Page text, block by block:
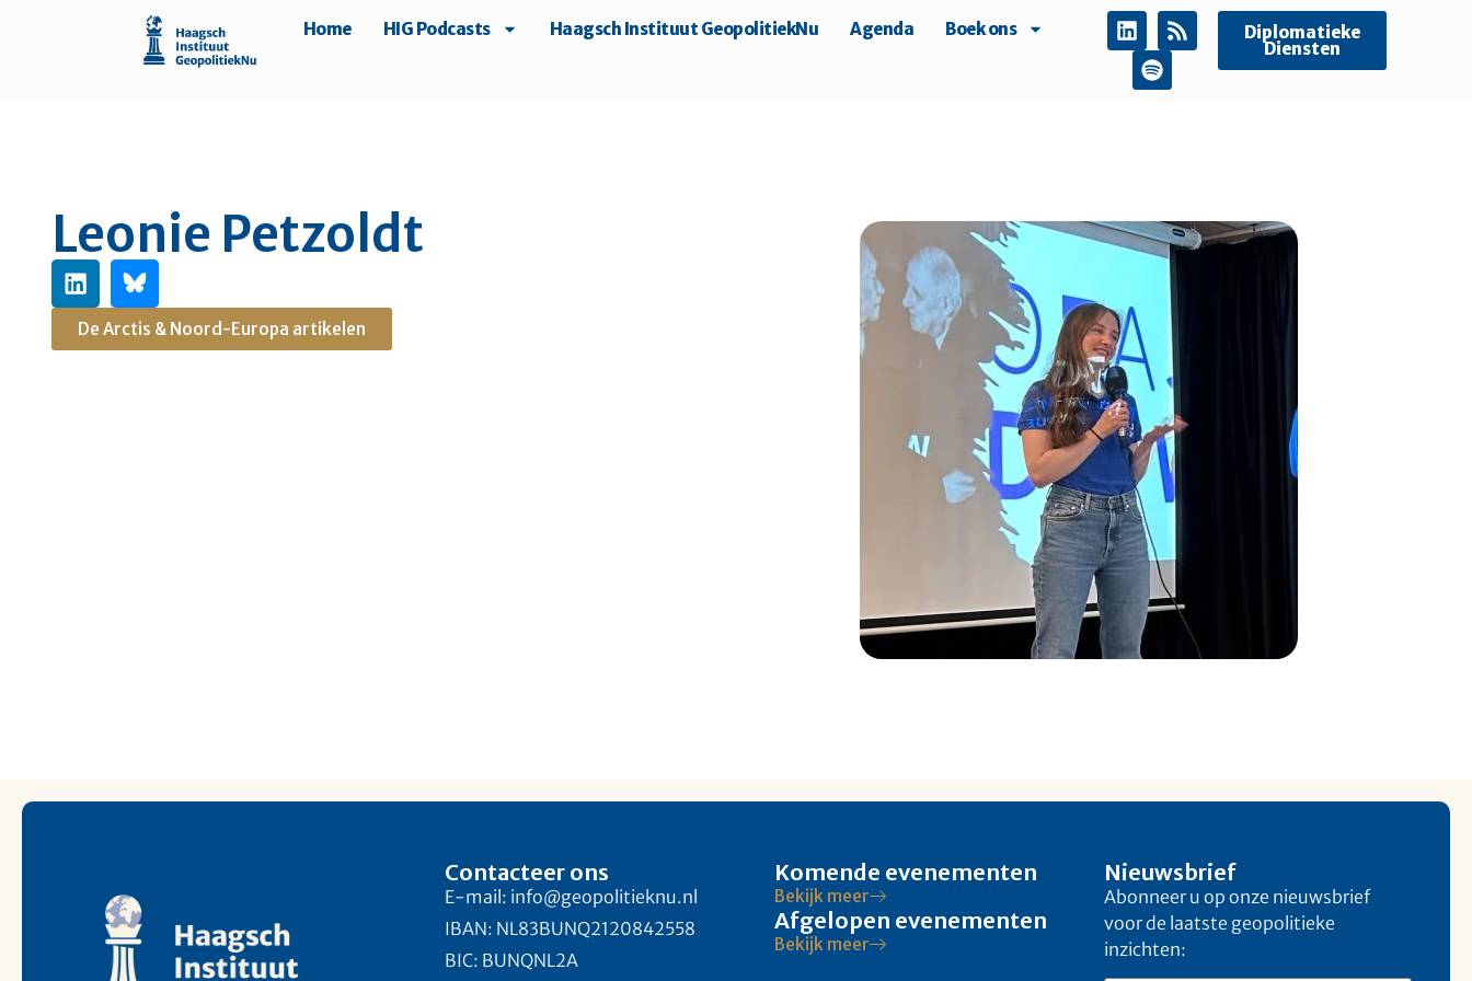
Home HIG Podcasts Haagsch Instituut GeopolitiekNu Agenda Boek ons Diplomatieke
Diensten
Leonie Petzoldt
De Arctis & Noord-Europa artikelen
Contacteer ons
E-mail: info@geopolitieknu.nl
IBAN: NL83BUNQ2120842558
BIC: BUNQNL2A
Komende evenementen
Bekijk meer
Afgelopen evenementen
Bekijk meer
Nieuwsbrief
Abonneer u op onze nieuwsbrief
voor de laatste geopolitieke
inzichten: